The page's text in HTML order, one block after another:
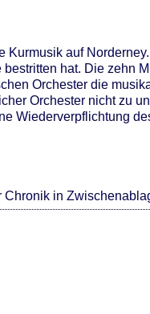
auf
hat. Die zehn
Orchester die
Orchester nicht zu
Wiederverpflichtung